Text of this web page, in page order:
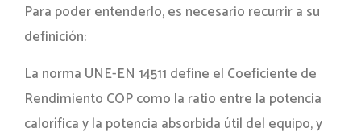
Para poder entenderlo, es necesario recurrir a su
definición:
La norma UNE-EN 14511 define el Coeficiente de
Rendimiento COP como la ratio entre la potencia
calorífica y la potencia absorbida útil del equipo, y